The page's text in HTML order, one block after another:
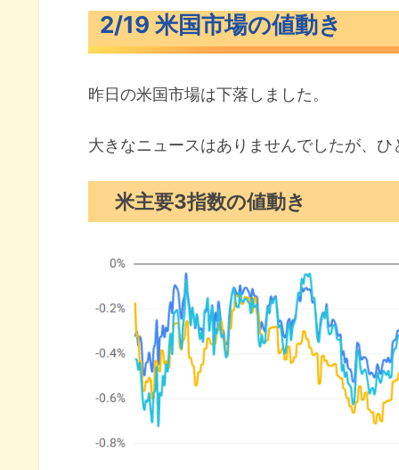
米主要3指数の値動き
S&P500ヒートマップ
セクター別パフォーマンス
S&P500チャート分析
米国市場のトピックス
アマゾン売上高で世界最大に
ウォルマート通期見通し予想を
アンソロピックに投資できない
2月の注目イベントについて
まとめ
2/19 米国市場の値動き
昨日の米国市場は下落しました。
大きなニュースはありませんでしたが、
米主要3指数の値動き